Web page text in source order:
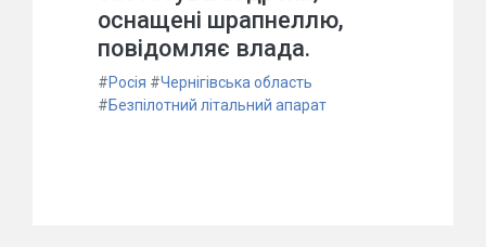
оснащені шрапнеллю,
повідомляє влада.
#Росія #Чернігівська область
#Безпілотний літальний апарат